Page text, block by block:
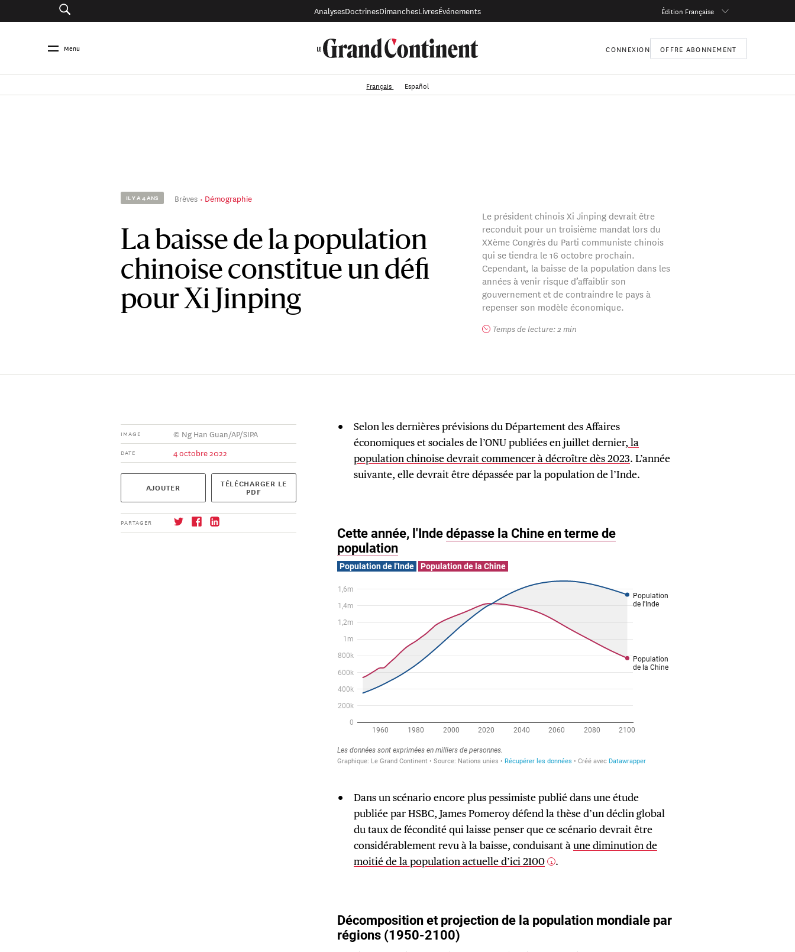
AnalysesDoctrinesDimanchesLivresÉvénements Édition Française
Menu CONNEXION OFFRE ABONNEMENT
Français Español
IL Y A 4 ANS Brèves Démographie
La baisse de la population
chinoise constitue un défi
pour Xi Jinping
Le président chinois Xi Jinping devrait être
reconduit pour un troisième mandat lors du
XXème Congrès du Parti communiste chinois
qui se tiendra le 16 octobre prochain.
Cependant, la baisse de la population dans les
années à venir risque d’affaiblir son
gouvernement et de contraindre le pays à
repenser son modèle économique.
Temps de lecture: 2 min
IMAGE © Ng Han Guan/AP/SIPA
DATE 4 octobre 2022
AJOUTER TÉLÉCHARGER LE
PDF
PARTAGER
Selon les dernières prévisions du Département des Affaires
économiques et sociales de l’ONU publiées en juillet dernier, la
population chinoise devrait commencer à décroître dès 2023. L’année
suivante, elle devrait être dépassée par la population de l’Inde.
Dans un scénario encore plus pessimiste publié dans une étude
publiée par HSBC, James Pomeroy défend la thèse d’un déclin global
du taux de fécondité qui laisse penser que ce scénario devrait être
considérablement revu à la baisse, conduisant à une diminution de
moitié de la population actuelle d’ici 2100 1 .